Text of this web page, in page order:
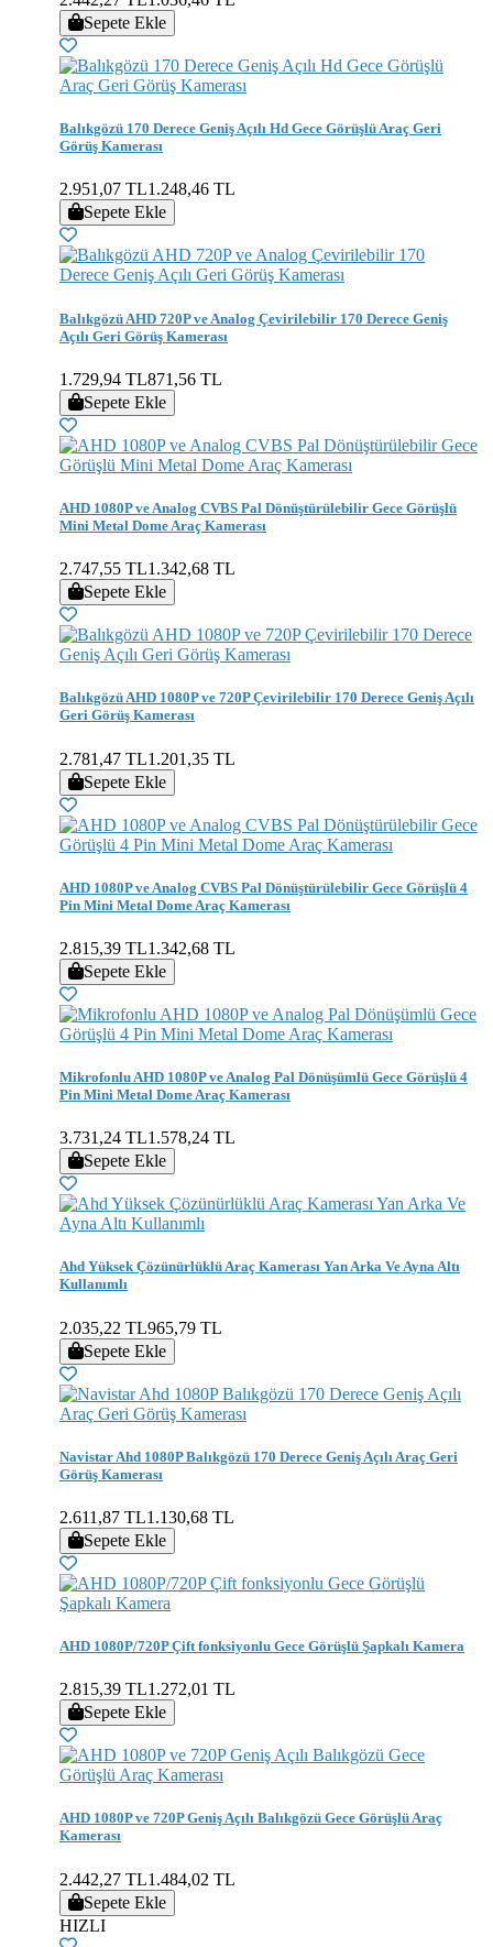
Sepete Ekle
Balıkgözü 170 Derece Geniş Açılı Hd Gece Görüşlü Araç Geri
Görüş Kamerası
2.951,07 TL1.248,46 TL
Sepete Ekle
Balıkgözü AHD 720P ve Analog Çevirilebilir 170 Derece Geniş
Açılı Geri Görüş Kamerası
1.729,94 TL871,56 TL
Sepete Ekle
AHD 1080P ve Analog CVBS Pal Dönüştürülebilir Gece Görüşlü
Mini Metal Dome Araç Kamerası
2.747,55 TL1.342,68 TL
Sepete Ekle
Balıkgözü AHD 1080P ve 720P Çevirilebilir 170 Derece Geniş Açılı
Geri Görüş Kamerası
2.781,47 TL1.201,35 TL
Sepete Ekle
AHD 1080P ve Analog CVBS Pal Dönüştürülebilir Gece Görüşlü 4
Pin Mini Metal Dome Araç Kamerası
2.815,39 TL1.342,68 TL
Sepete Ekle
Mikrofonlu AHD 1080P ve Analog Pal Dönüşümlü Gece Görüşlü 4
Pin Mini Metal Dome Araç Kamerası
3.731,24 TL1.578,24 TL
Sepete Ekle
Ahd Yüksek Çözünürlüklü Araç Kamerası Yan Arka Ve Ayna Altı
Kullanımlı
2.035,22 TL965,79 TL
Sepete Ekle
Navistar Ahd 1080P Balıkgözü 170 Derece Geniş Açılı Araç Geri
Görüş Kamerası
2.611,87 TL1.130,68 TL
Sepete Ekle
AHD 1080P/720P Çift fonksiyonlu Gece Görüşlü Şapkalı Kamera
2.815,39 TL1.272,01 TL
Sepete Ekle
AHD 1080P ve 720P Geniş Açılı Balıkgözü Gece Görüşlü Araç
Kamerası
2.442,27 TL1.484,02 TL
Sepete Ekle
HIZLI